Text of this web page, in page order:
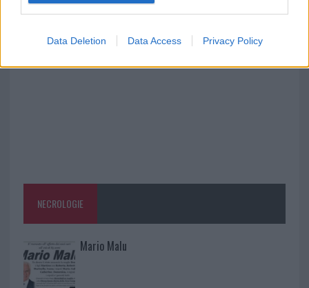
Data Deletion Data Access Privacy Policy
Raid nelle campagne di Berchidda, rischio per
NECROLOGIE
Mario Malu